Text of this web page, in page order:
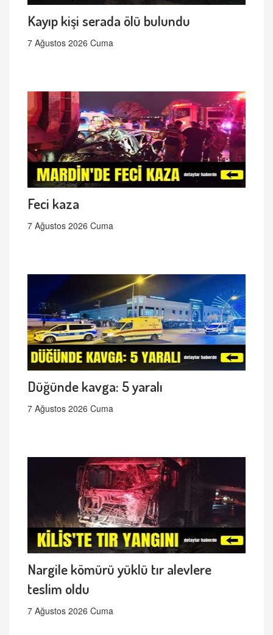
Kayıp kişi serada ölü bulundu
7 Ağustos 2026 Cuma
Feci kaza
7 Ağustos 2026 Cuma
Düğünde kavga: 5 yaralı
7 Ağustos 2026 Cuma
Nargile kömürü yüklü tır alevlere
teslim oldu
7 Ağustos 2026 Cuma